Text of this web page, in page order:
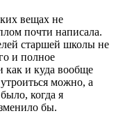
вещах не
почти написала.
старшей школы не
и полное
как и куда вообще
можно, а
когда я
бы.